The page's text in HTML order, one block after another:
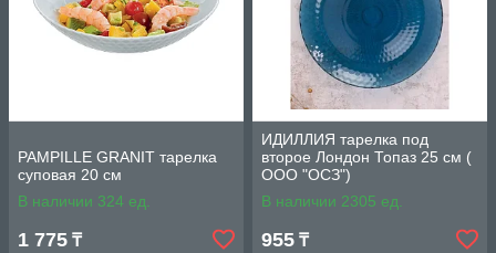
PAMPILLE GRANIT тарелка
суповая 20 см
В наличии 324 ед.
1 775 ₸
ИДИЛЛИЯ тарелка под
второе Лондон Топаз 25 см (
ООО "ОСЗ")
В наличии 2305 ед.
955 ₸